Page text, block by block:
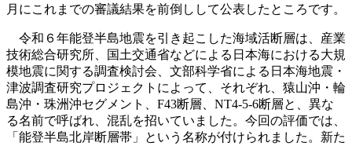
月にこれまでの審議結果を前倒しして公表したところです。
令和６年能登半島地震を引き起こした海域活断層は、産業
技術総合研究所、国土交通省などによる日本海における大規
模地震に関する調査検討会、文部科学省による日本海地震・
津波調査研究プロジェクトによって、それぞれ、猿山沖・輪
島沖・珠洲沖セグメント、F43断層、NT4-5-6断層と、異な
る名前で呼ばれ、混乱を招いていました。今回の評価では、
「能登半島北岸断層帯」という名称が付けられました。新た